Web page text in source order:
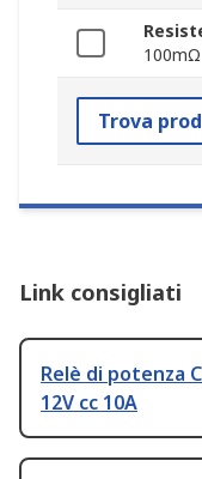
100mΩ
Trova
Link consigliati
Relè di potenza
12V cc 10A